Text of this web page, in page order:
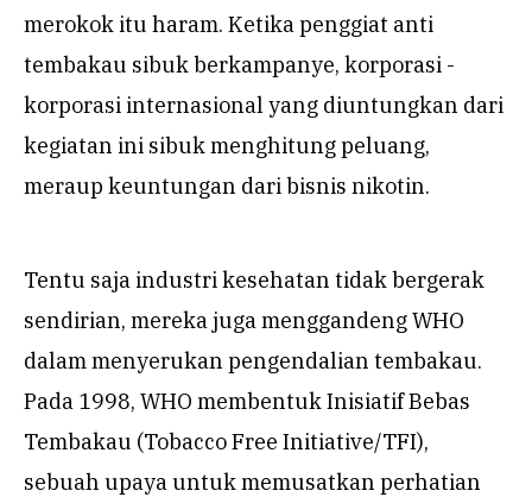
merokok itu haram. Ketika penggiat anti
tembakau sibuk berkampanye, korporasi -
korporasi internasional yang diuntungkan dari
kegiatan ini sibuk menghitung peluang,
meraup keuntungan dari bisnis nikotin.
Tentu saja industri kesehatan tidak bergerak
sendirian, mereka juga menggandeng WHO
dalam menyerukan pengendalian tembakau.
Pada 1998, WHO membentuk Inisiatif Bebas
Tembakau (Tobacco Free Initiative/TFI),
sebuah upaya untuk memusatkan perhatian